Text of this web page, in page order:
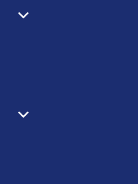
auszublenden
auszublenden